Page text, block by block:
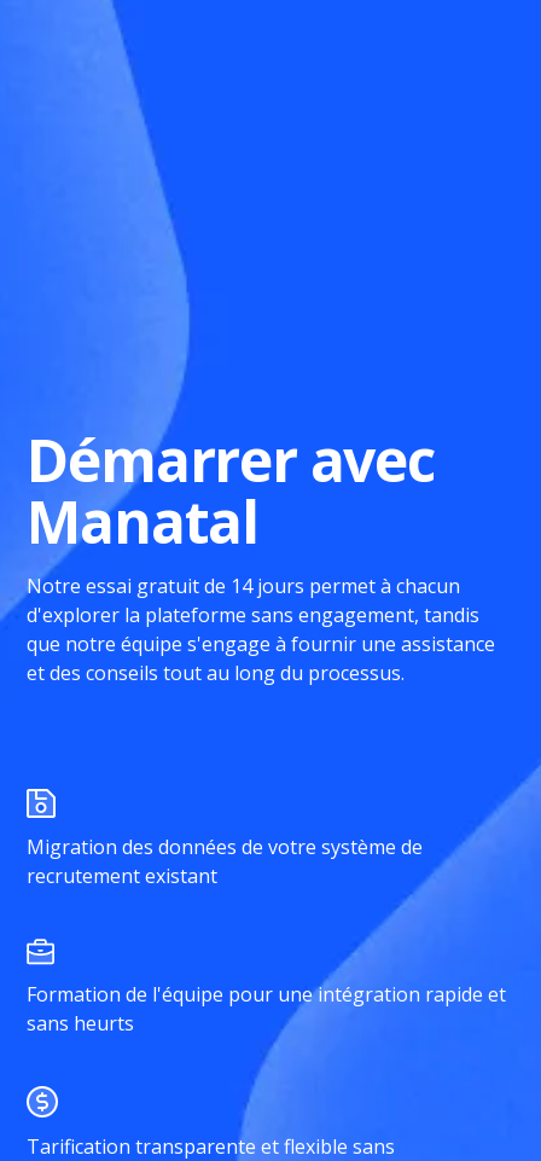
Démarrer avec
Manatal
Notre essai gratuit de 14 jours permet à chacun
d'explorer la plateforme sans engagement, tandis
que notre équipe s'engage à fournir une assistance
et des conseils tout au long du processus.
Migration des données de votre système de
recrutement existant
Formation de l'équipe pour une intégration rapide et
sans heurts
Tarification transparente et flexible sans